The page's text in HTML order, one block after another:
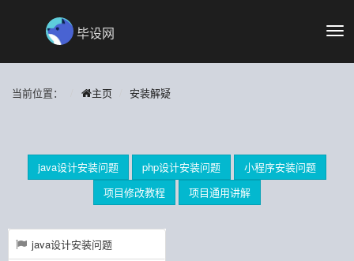
切
导
毕设网
当前位置： 主页 安装解疑
java设计安装问题 php设计安装问题
小程序安装问题
项目修改教程
项目通用讲解
java设计安装问题